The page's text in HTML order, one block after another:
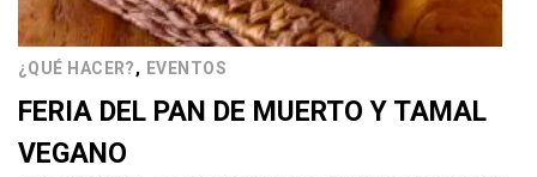
¿QUÉ HACER?, EVENTOS
FERIA DEL PAN DE MUERTO Y TAMAL
VEGANO